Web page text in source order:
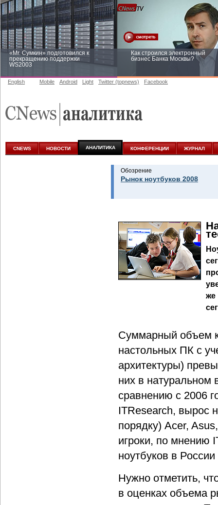
«Mr. Сумкин» подготовился к
прекращению поддержки
WS2003
Как строился электронный
бизнес Банка Москвы?
аналитике
English Mobile Android Light Twitter (topnews) Facebook
CNEWS НОВОСТИ АНАЛИТИКА КОНФЕРЕНЦИИ ЖУРНАЛ
Обозрение
Рынок ноутбуков 2008
же
Суммарный объем
настольных ПК с
архитектуры)
них в
сравнению с 2006
ITResearch, вырос
порядку) Acer,
игроки, по мнению
ноутбуков в
Нужно отметить,
в оценках объема